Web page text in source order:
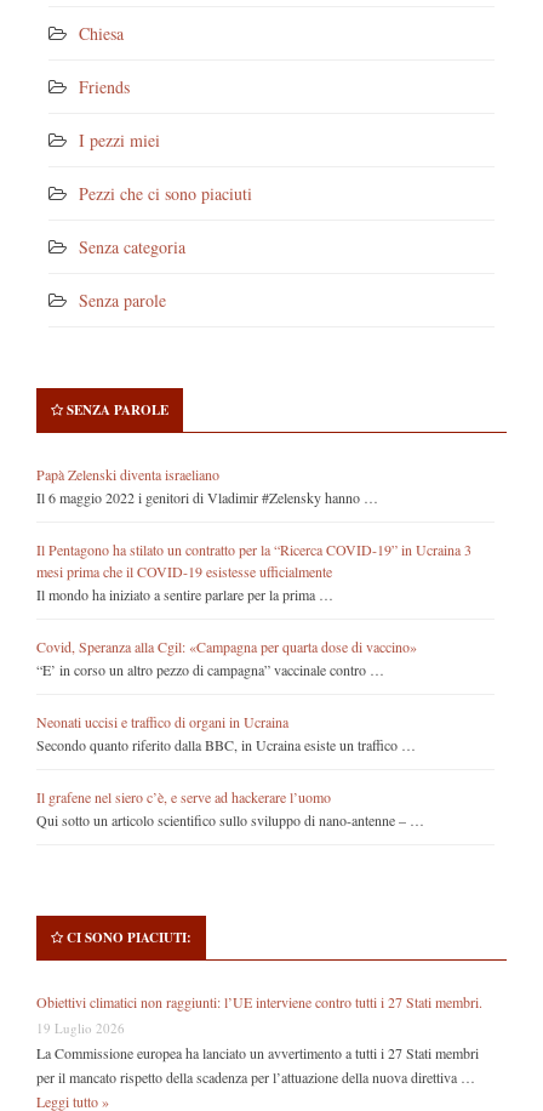
Chiesa
Friends
I pezzi miei
Pezzi che ci sono piaciuti
Senza categoria
Senza parole
SENZA PAROLE
Papà Zelenski diventa israeliano
Il 6 maggio 2022 i genitori di Vladimir #Zelensky hanno …
Il Pentagono ha stilato un contratto per la “Ricerca COVID-19” in Ucraina 3
mesi prima che il COVID-19 esistesse ufficialmente
Il mondo ha iniziato a sentire parlare per la prima …
Covid, Speranza alla Cgil: «Campagna per quarta dose di vaccino»
“E’ in corso un altro pezzo di campagna” vaccinale contro …
Neonati uccisi e traffico di organi in Ucraina
Secondo quanto riferito dalla BBC, in Ucraina esiste un traffico …
Il grafene nel siero c’è, e serve ad hackerare l’uomo
Qui sotto un articolo scientifico sullo sviluppo di nano-antenne – …
CI SONO PIACIUTI:
Obiettivi climatici non raggiunti: l’UE interviene contro tutti i 27 Stati membri.
19 Luglio 2026
La Commissione europea ha lanciato un avvertimento a tutti i 27 Stati membri
per il mancato rispetto della scadenza per l’attuazione della nuova direttiva …
Leggi tutto »